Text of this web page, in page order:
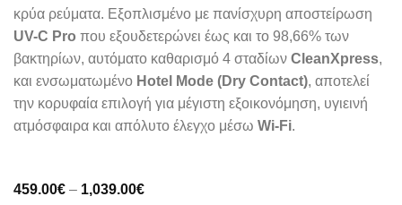
κρύα ρεύματα. Εξοπλισμένο με πανίσχυρη αποστείρωση
UV-C Pro που εξουδετερώνει έως και το 98,66% των
βακτηρίων, αυτόματο καθαρισμό 4 σταδίων CleanXpress,
και ενσωματωμένο Hotel Mode (Dry Contact), αποτελεί
την κορυφαία επιλογή για μέγιστη εξοικονόμηση, υγιεινή
ατμόσφαιρα και απόλυτο έλεγχο μέσω Wi-Fi.
459.00€ – 1,039.00€Price